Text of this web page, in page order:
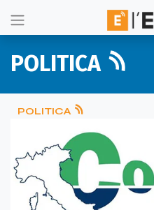
POLITICA
POLITICA